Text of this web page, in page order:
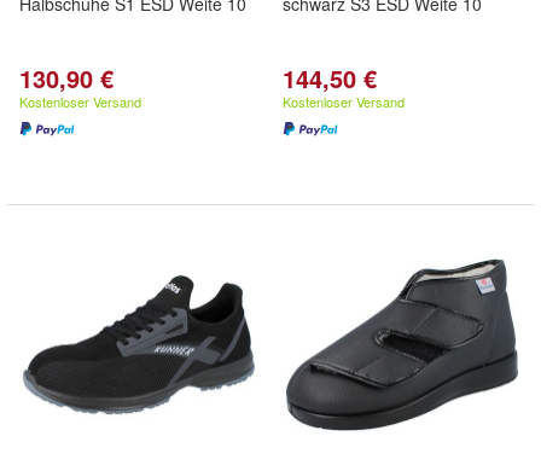
130,90 €
Kostenloser Versand
144,50 €
Kostenloser Versand